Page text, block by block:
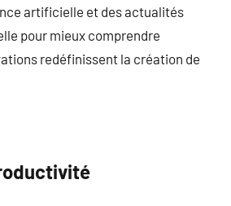
artificielle et des actualités
pour mieux comprendre
redéfinissent la création de